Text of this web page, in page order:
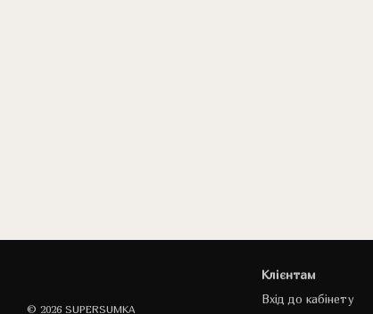
© 2026 SUPERSUMKA
Клієнтам
Вхід до кабінету